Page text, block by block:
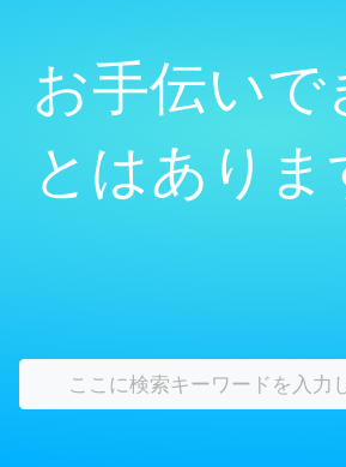
お手伝いで
とはありま